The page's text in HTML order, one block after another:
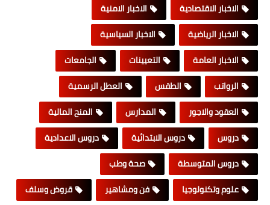
الاخبار الاقتصادية
الاخبار الامنية
الاخبار الرياضية
الاخبار السياسية
الاخبار العامة
التعيينات
الجامعات
الرواتب
الطقس
العطل الرسمية
العقود والاجور
المدارس
المنح المالية
دروس
دروس الابتدائية
دروس الاعدادية
دروس المتوسطة
صحة وطب
علوم وتكنولوجيا
فن ومشاهير
قروض وسلف